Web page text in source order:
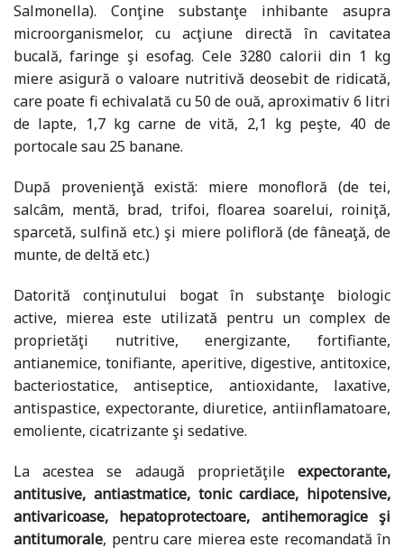
Salmonella). Conţine substanţe inhibante asupra
microorganismelor, cu acţiune directă în cavitatea
bucală, faringe şi esofag. Cele 3280 calorii din 1 kg
miere asigură o valoare nutritivă deosebit de ridicată,
care poate fi echivalată cu 50 de ouă, aproximativ 6 litri
de lapte, 1,7 kg carne de vită, 2,1 kg peşte, 40 de
portocale sau 25 banane.
După provenienţă există: miere monofloră (de tei,
salcâm, mentă, brad, trifoi, floarea soarelui, roiniţă,
sparcetă, sulfină etc.) şi miere polifloră (de fâneaţă, de
munte, de deltă etc.)
Datorită conţinutului bogat în substanţe biologic
active, mierea este utilizată pentru un complex de
proprietăţi nutritive, energizante, fortifiante,
antianemice, tonifiante, aperitive, digestive, antitoxice,
bacteriostatice, antiseptice, antioxidante, laxative,
antispastice, expectorante, diuretice, antiinflamatoare,
emoliente, cicatrizante şi sedative.
La acestea se adaugă proprietăţile expectorante,
antitusive, antiastmatice, tonic cardiace, hipotensive,
antivaricoase, hepatoprotectoare, antihemoragice şi
antitumorale, pentru care mierea este recomandată în